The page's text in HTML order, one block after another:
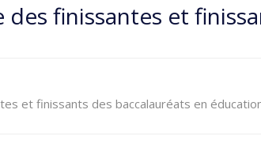
finissantes et
et finissants des baccalauréats en